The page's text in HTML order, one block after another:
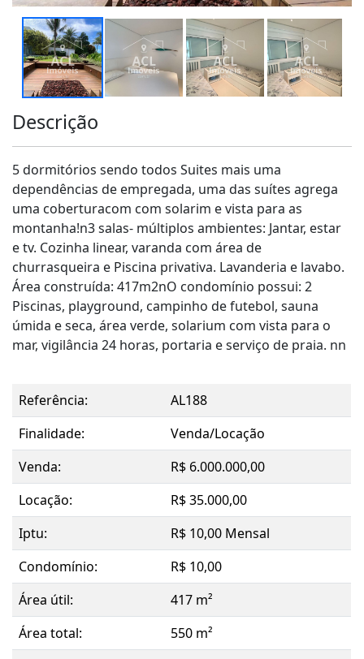
Descrição
5 dormitórios sendo todos Suites mais uma
dependências de empregada, uma das suítes agrega
uma coberturacom com solarim e vista para as
montanha!n3 salas- múltiplos ambientes: Jantar, estar
e tv. Cozinha linear, varanda com área de
churrasqueira e Piscina privativa. Lavanderia e lavabo.
Área construída: 417m2nO condomínio possui: 2
Piscinas, playground, campinho de futebol, sauna
úmida e seca, área verde, solarium com vista para o
mar, vigilância 24 horas, portaria e serviço de praia. nn
Referência:
AL188
Finalidade:
Venda/Locação
Venda:
R$ 6.000.000,00
Locação:
R$ 35.000,00
Iptu:
R$ 10,00 Mensal
Condomínio:
R$ 10,00
Área útil:
417 m²
Área total:
550 m²